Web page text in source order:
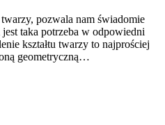
pozwala nam świadomie
taka potrzeba w odpowiedni
kształtu twarzy to najprościej
geometryczną…